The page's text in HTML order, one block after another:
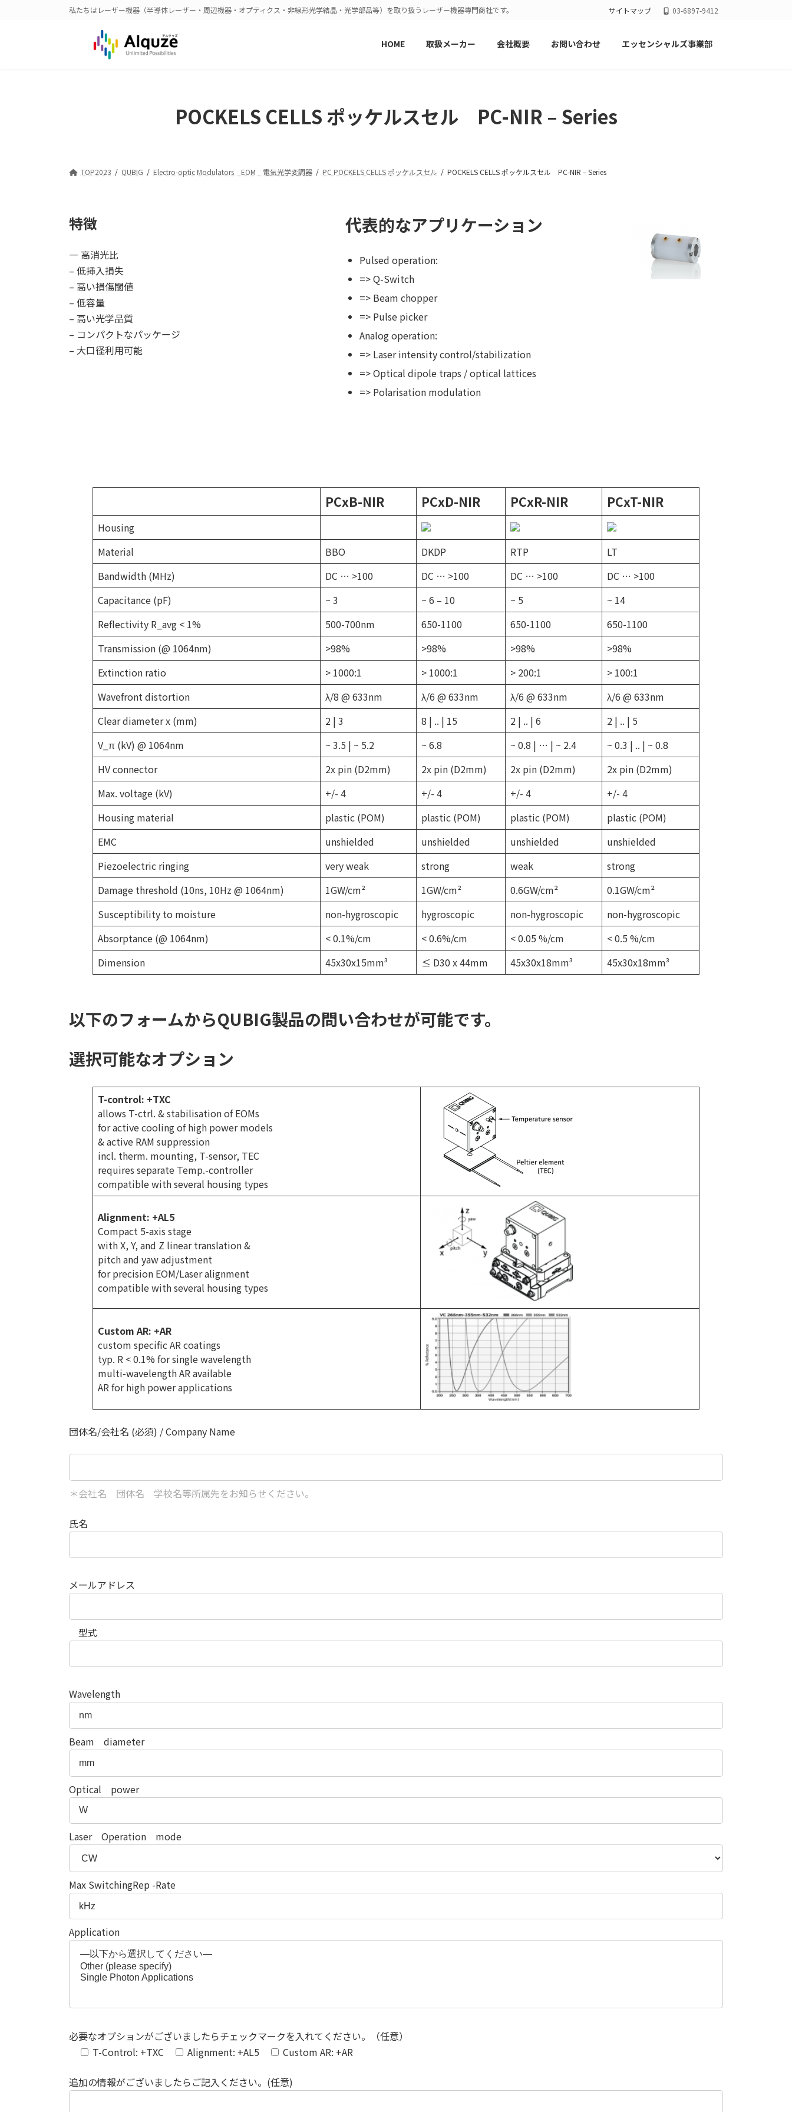
私たちはレーザー機器（半導体レーザー・周辺機器・オプティクス・非線形光学結晶・光学部品等）を取り扱うレーザー機器専門商社です。 サイトマップ 03-6897-9412
HOME 取扱メーカー 会社概要 お問い合わせ エッセンシャルズ事業部
POCKELS CELLS ポッケルスセル PC-NIR – Series
TOP2023 QUBIG Electro-optic Modulators EOM 電気光学変調器 PC POCKELS CELLS ポッケルスセル POCKELS CELLS ポッケルスセル PC-NIR – Series
特徴
— 高消光比
– 低挿入損失
– 高い損傷閾値
– 低容量
– 高い光学品質
– コンパクトなパッケージ
– 大口径利用可能
代表的なアプリケーション
Pulsed operation:
=> Q-Switch
=> Beam chopper
=> Pulse picker
Analog operation:
=> Laser intensity control/stabilization
=> Optical dipole traps / optical lattices
=> Polarisation modulation
PCxB-NIR PCxD-NIR PCxR-NIR PCxT-NIR
Housing
Material
BBO DKDP RTP
LT
Bandwidth (MHz)
DC … >100 DC … >100 DC … >100
DC … >100
Capacitance (pF)
~ 3 ~ 6 – 10 ~ 5
~ 14
Reflectivity R_avg < 1%
500-700nm 650-1100 650-1100
650-1100
Transmission (@ 1064nm)
>98% >98% >98%
>98%
Extinction ratio
> 1000:1 > 1000:1 > 200:1
> 100:1
Wavefront distortion
λ/8 @ 633nm λ/6 @ 633nm λ/6 @ 633nm
λ/6 @ 633nm
Clear diameter x (mm)
2 | 3 8 | .. | 15 2 | .. | 6
2 | .. | 5
V_π (kV) @ 1064nm
~ 3.5 | ~ 5.2 ~ 6.8 ~ 0.8 | … | ~ 2.4
~ 0.3 | .. | ~ 0.8
HV connector
2x pin (D2mm) 2x pin (D2mm) 2x pin (D2mm)
2x pin (D2mm)
Max. voltage (kV)
+/- 4 +/- 4 +/- 4
+/- 4
Housing material
plastic (POM) plastic (POM) plastic (POM)
plastic (POM)
EMC
unshielded unshielded unshielded
unshielded
Piezoelectric ringing
very weak strong weak
strong
Damage threshold (10ns, 10Hz @ 1064nm)
1GW/cm² 1GW/cm² 0.6GW/cm²
0.1GW/cm²
Susceptibility to moisture
non-hygroscopic hygroscopic non-hygroscopic
non-hygroscopic
Absorptance (@ 1064nm)
< 0.1%/cm < 0.6%/cm < 0.05 %/cm
< 0.5 %/cm
Dimension
45x30x15mm³ ≤ D30 x 44mm 45x30x18mm³ 45x30x18mm³
以下のフォームからQUBIG製品の問い合わせが可能です。
選択可能なオプション
T-control: +TXC
allows T-ctrl. & stabilisation of EOMs
for active cooling of high power models
& active RAM suppression
incl. therm. mounting, T-sensor, TEC
requires separate Temp.-controller
compatible with several housing types
Alignment: +AL5
Compact 5-axis stage
with X, Y, and Z linear translation &
pitch and yaw adjustment
for precision EOM/Laser alignment
compatible with several housing types
Custom AR: +AR
custom specific AR coatings
typ. R < 0.1% for single wavelength
multi-wavelength AR available
AR for high power applications
団体名/会社名 (必須) / Company Name
＊会社名 団体名 学校名等所属先をお知らせください。
氏名
メールアドレス
型式
Wavelength
Beam diameter
Optical power
Laser Operation mode
Max SwitchingRep -Rate
Application
必要なオプションがございましたらチェックマークを入れてください。（任意）
T-Control: +TXC
Alignment: +AL5 Custom AR: +AR
追加の情報がございましたらご記入ください。(任意)